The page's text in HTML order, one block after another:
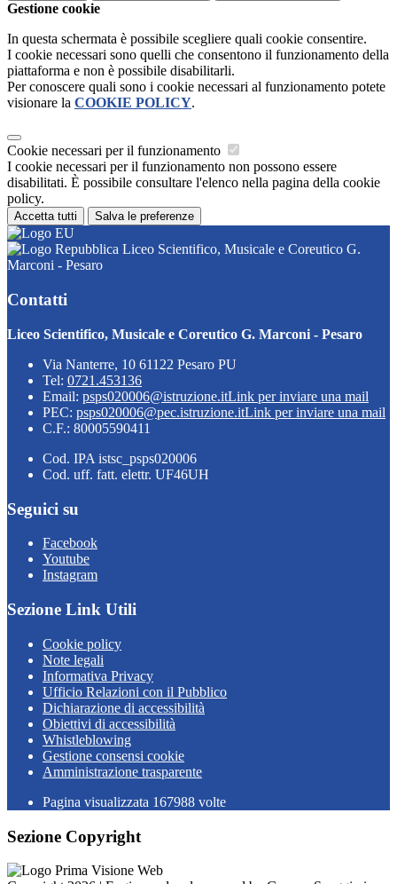
Gestione cookie
In questa schermata è possibile scegliere quali cookie consentire.
I cookie necessari sono quelli che consentono il funzionamento della
piattaforma e non è possibile disabilitarli.
Per conoscere quali sono i cookie necessari al funzionamento potete
visionare la COOKIE POLICY.
Cookie necessari per il funzionamento
I cookie necessari per il funzionamento non possono essere
disabilitati. È possibile consultare l'elenco nella pagina della cookie
policy.
Accetta tutti Salva le preferenze
Liceo Scientifico, Musicale e Coreutico G.
Marconi - Pesaro
Contatti
Liceo Scientifico, Musicale e Coreutico G. Marconi - Pesaro
Via Nanterre, 10 61122 Pesaro PU
Tel: 0721.453136
Email: psps020006@istruzione.itLink per inviare una mail
PEC: psps020006@pec.istruzione.itLink per inviare una mail
C.F.: 80005590411
Cod. IPA istsc_psps020006
Cod. uff. fatt. elettr. UF46UH
Seguici su
Facebook
Youtube
Instagram
Sezione Link Utili
Cookie policy
Note legali
Informativa Privacy
Ufficio Relazioni con il Pubblico
Dichiarazione di accessibilità
Obiettivi di accessibilità
Whistleblowing
Gestione consensi cookie
Amministrazione trasparente
Pagina visualizzata 167988 volte
Sezione Copyright